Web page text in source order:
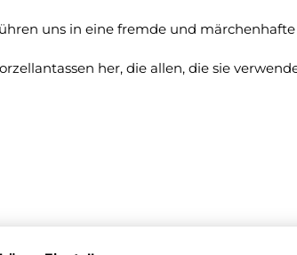
uns in eine fremde und
her, die allen, die sie